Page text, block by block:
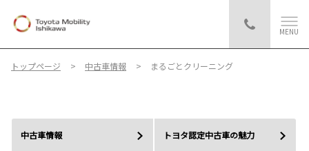
MENU
トップページ 中古車情報 まるごとクリーニング
中古車情報 トヨタ認定中古車の魅力